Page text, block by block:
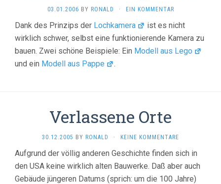
03.01.2006 BY RONALD · EIN KOMMENTAR
Dank des Prinzips der Lochkamera
ist es nicht
wirklich schwer, selbst eine funktionierende Kamera zu
bauen. Zwei schöne Beispiele: Ein Modell aus Lego
und ein Modell aus Pappe .
Verlassene Orte
30.12.2005 BY RONALD · KEINE KOMMENTARE
Aufgrund der völlig anderen Geschichte finden sich in
den USA keine wirklich alten Bauwerke. Daß aber auch
Gebäude jüngeren Datums (sprich: um die 100 Jahre)